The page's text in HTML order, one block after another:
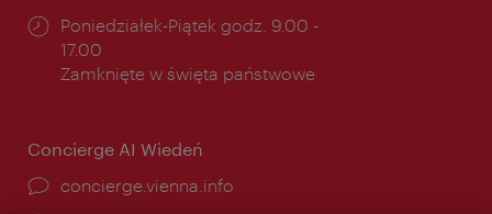
Godziny
otwarcia:
Poniedziałek-Piątek godz. 9.00 -
17.00
Zamknięte w święta państwowe
Concierge AI Wiedeń
concierge.vienna.info